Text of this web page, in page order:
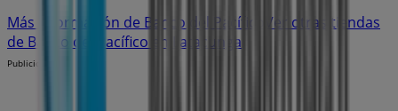
Más información de Banco del Pacífico
Ver otras tiendas
de Banco del Pacífico en Latacunga
Publicidad